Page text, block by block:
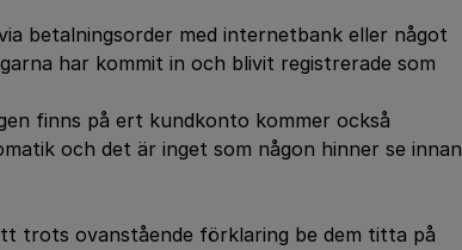
betalningsorder med internetbank eller något
har kommit in och blivit registrerade som
finns på ert kundkonto kommer också
och det är inget som någon hinner se innan
trots ovanstående förklaring be dem titta på